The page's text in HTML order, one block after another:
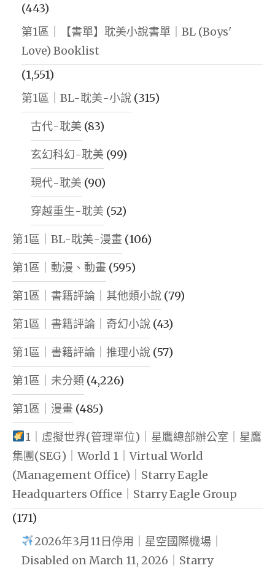
(443)
第1區｜【書單】耽美小說書單｜BL (Boys'
Love) Booklist
(1,551)
第1區｜BL-耽美-小說 (315)
古代-耽美 (83)
玄幻科幻-耽美 (99)
現代-耽美 (90)
穿越重生-耽美 (52)
第1區｜BL-耽美-漫畫 (106)
第1區｜動漫、動畫 (595)
第1區｜書籍評論｜其他類小說 (79)
第1區｜書籍評論｜奇幻小說 (43)
第1區｜書籍評論｜推理小說 (57)
第1區｜未分類 (4,226)
第1區｜漫畫 (485)
1｜虛擬世界(管理單位)｜星鷹總部辦公室｜星鷹
集團(SEG)｜World 1｜Virtual World
(Management Office)｜Starry Eagle
Headquarters Office｜Starry Eagle Group
(171)
2026年3月11日停用｜星空國際機場｜
Disabled on March 11, 2026｜Starry